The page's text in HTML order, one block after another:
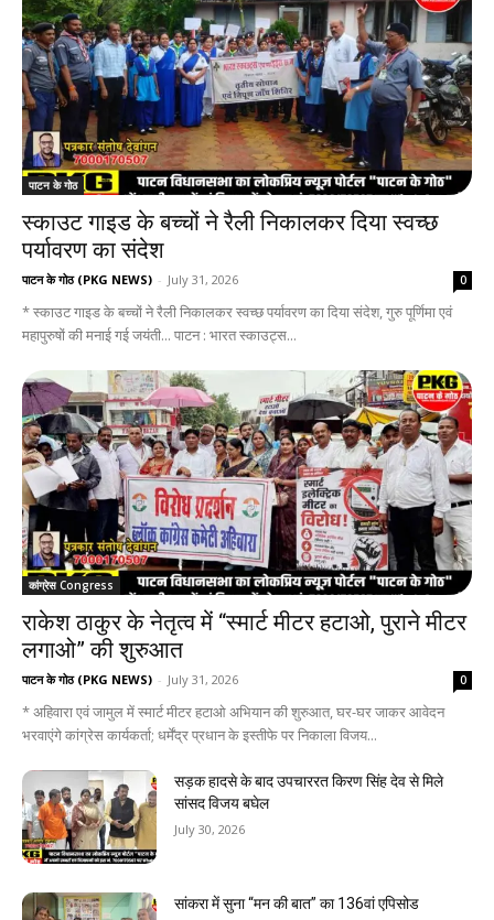
पाटन के गोठ
स्काउट गाइड के बच्चों ने रैली निकालकर दिया स्वच्छ
पर्यावरण का संदेश
पाटन के गोठ (PKG NEWS) - July 31, 2026 0
* स्काउट गाइड के बच्चों ने रैली निकालकर स्वच्छ पर्यावरण का दिया संदेश, गुरु पूर्णिमा एवं
महापुरुषों की मनाई गई जयंती... पाटन : भारत स्काउट्स...
कांग्रेस Congress
राकेश ठाकुर के नेतृत्व में “स्मार्ट मीटर हटाओ, पुराने मीटर
लगाओ” की शुरुआत
पाटन के गोठ (PKG NEWS) - July 31, 2026 0
* अहिवारा एवं जामुल में स्मार्ट मीटर हटाओ अभियान की शुरुआत, घर-घर जाकर आवेदन
भरवाएंगे कांग्रेस कार्यकर्ता; धर्मेंद्र प्रधान के इस्तीफे पर निकाला विजय...
सड़क हादसे के बाद उपचाररत किरण सिंह देव से मिले
सांसद विजय बघेल
July 30, 2026
सांकरा में सुना “मन की बात” का 136वां एपिसोड